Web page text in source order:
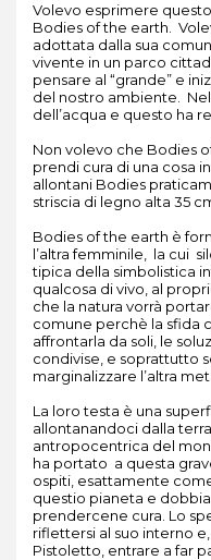
Volevo esprimere
Bodies of the earth.
adottata dalla sua
vivente in un parco
pensare al “grande” e
del nostro ambiente.
dell’acqua e questo ha
Non volevo che Bodies
prendi cura di una cosa
allontani Bodies
striscia di legno alta 35
Bodies of the earth è
l’altra femminile, la cui
tipica della simbolistica
qualcosa di vivo, al
che la natura vorrà
comune perchè la sfida
affrontarla da soli, le
condivise, e soprattutto
marginalizzare l’altra
La loro testa è una
allontanandoci dalla
antropocentrica del
ha portato a questa
ospiti, esattamente
questio pianeta e
prendercene cura. Lo
riflettersi al suo interno
Pistoletto, entrare a far